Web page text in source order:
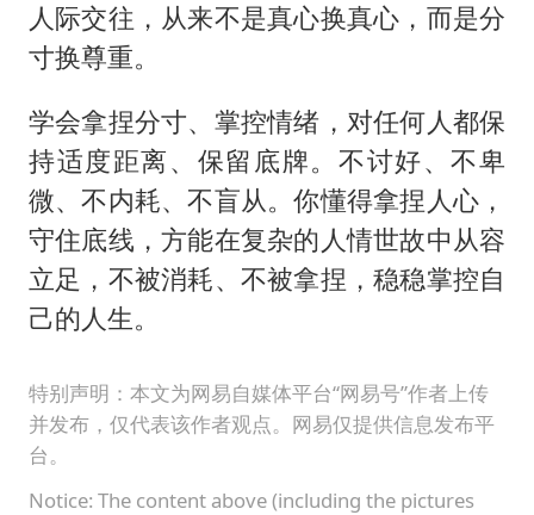
人际交往，从来不是真心换真心，而是分
寸换尊重。
学会拿捏分寸、掌控情绪，对任何人都保
持适度距离、保留底牌。不讨好、不卑
微、不内耗、不盲从。你懂得拿捏人心，
守住底线，方能在复杂的人情世故中从容
立足，不被消耗、不被拿捏，稳稳掌控自
己的人生。
特别声明：本文为网易自媒体平台“网易号”作者上传
并发布，仅代表该作者观点。网易仅提供信息发布平
台。
Notice: The content above (including the pictures